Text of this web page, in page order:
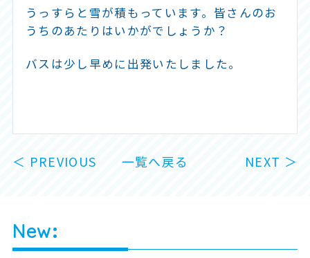
うっすらと雪が積もっています。皆さんのお
うちのあたりはいかがでしょうか？
バスは少し早めに出発いたしました。
＜ PREVIOUS 一覧へ戻る NEXT ＞
New